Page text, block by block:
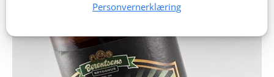
Personvernerklæring